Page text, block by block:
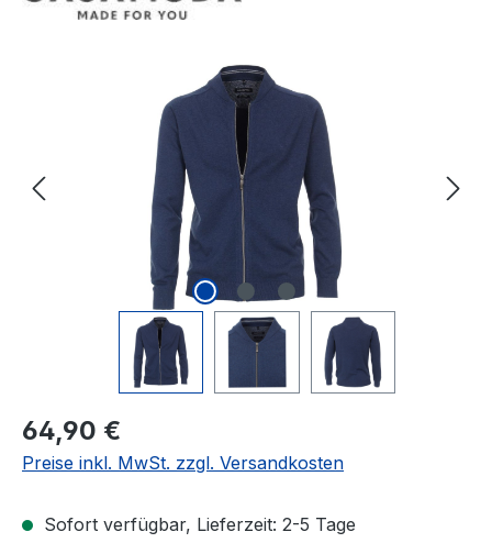
Bildergalerie überspringen
Regulärer Preis:
64,90 €
Preise inkl. MwSt. zzgl. Versandkosten
Sofort verfügbar, Lieferzeit: 2-5 Tage